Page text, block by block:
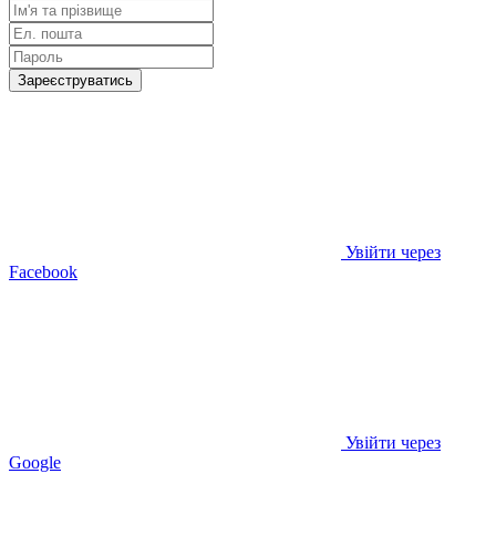
Зареєструватись
Увійти через
Facebook
Увійти через
Google